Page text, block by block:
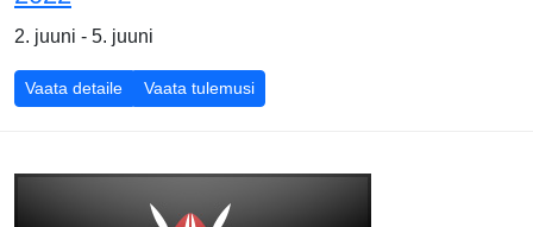
2. juuni - 5. juuni
Vaata detaile Vaata tulemusi